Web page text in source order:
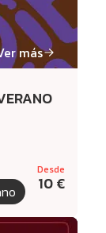
más
Desde
10 €